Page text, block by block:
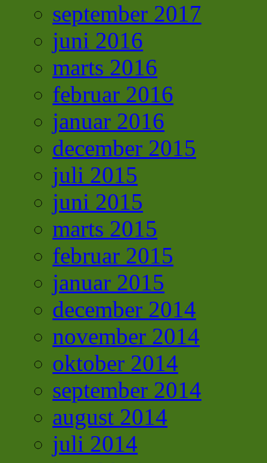
september 2017
juni 2016
marts 2016
februar 2016
januar 2016
december 2015
juli 2015
juni 2015
marts 2015
februar 2015
januar 2015
december 2014
november 2014
oktober 2014
september 2014
august 2014
juli 2014